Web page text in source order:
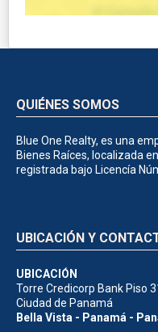
QUIÉNES SOMOS
Blue One Realty, es una
Bienes Raíces, localizada
registrada bajo Licencía
UBICACIÓN Y
UBICACIÓN
Torre Credicorp Bank Piso
Ciudad de Panamá
Bella Vista - Panamá -